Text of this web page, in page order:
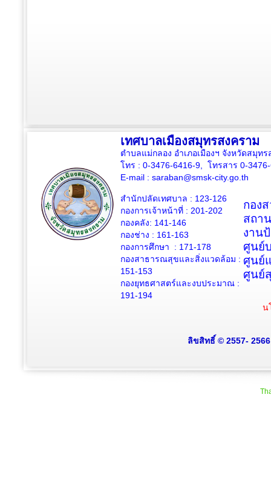
เทศบาลเมืองสมุทรสงคราม
ตำบลแม่กลอง อำเภอเมืองฯ จังหวัดสมุท
โทร : 0-3476-6416-9, โทรสาร 0-
E-mail : saraban@smsk-city.go.th
สำนักปลัดเทศบาล : 123-126
กองการเจ้าหน้าที่ : 201-202
กองคลัง: 141-146
กองช่าง : 161-163
กองการศึกษา : 171-178
กองสาธารณสุขและสิ่งแวดล้อม :
151-153
กองยุทธศาสตร์และงบประมาณ :
191-194
กอง
สถา
งาน
ศูนย์
ศูนย์
ศูนย์
น
ลิขสิทธิ์ © 2557-